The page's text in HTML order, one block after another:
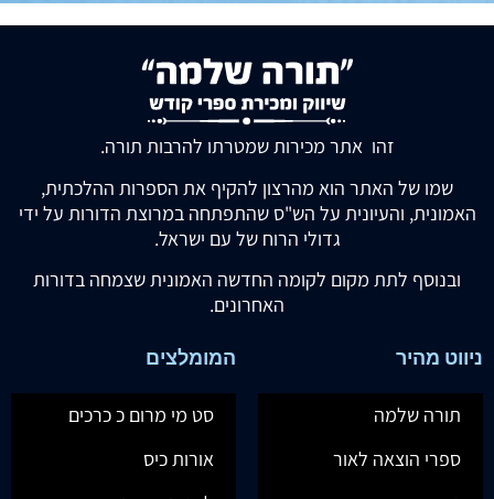
זהו אתר מכירות שמטרתו להרבות תורה.
שמו של האתר הוא מהרצון להקיף את הספרות ההלכתית,
האמונית, והעיונית על הש"ס שהתפתחה במרוצת הדורות על ידי
גדולי הרוח של עם ישראל.
ובנוסף לתת מקום לקומה החדשה האמונית שצמחה בדורות
האחרונים.
ניווט מהיר
תורה שלמה
ספרי הוצאה לאור
המומלצים
סט מי מרום כ כרכים
אורות כיס